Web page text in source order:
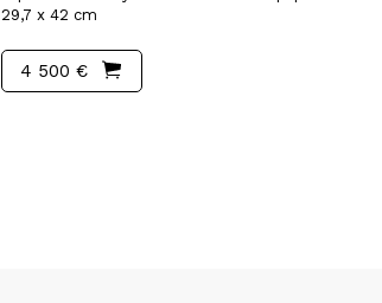
29,7 x 42 cm
4 500 €